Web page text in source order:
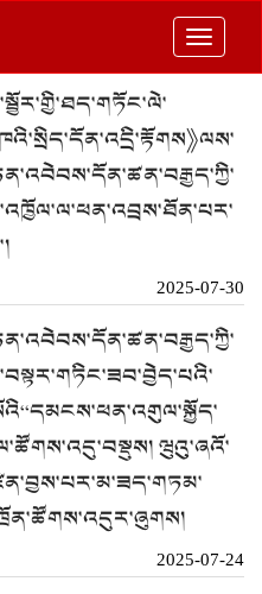
切
换
航
》ལས་
2025-07-30
ཝུའུ་ཞའོ་
2025-07-24